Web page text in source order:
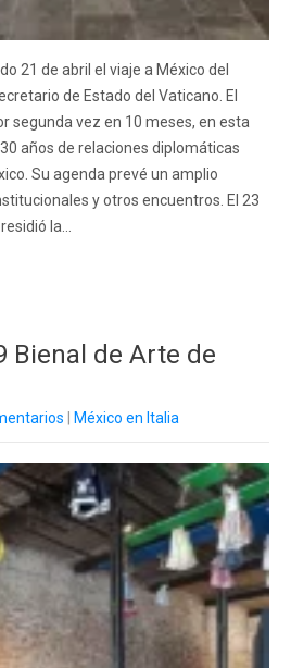
21 de abril el viaje a México del
de Estado del Vaticano. El
segunda vez en 10 meses, en esta
años de relaciones diplomáticas
Su agenda prevé un amplio
y otros encuentros. El 23
la...
Bienal de Arte de
México en Italia